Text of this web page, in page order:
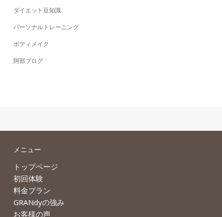
ダイエット豆知識
パーソナルトレーニング
ボディメイク
阿部ブログ
メニュー
トップページ
初回体験
料金プラン
GRANdyの強み
お客様の声